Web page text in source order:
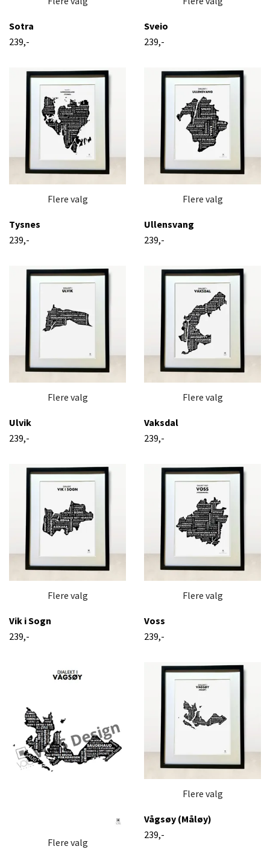
Sotra
239,-
Sveio
239,-
Flere valg
Tysnes
239,-
Flere valg
Ullensvang
239,-
Flere valg
Ulvik
239,-
Flere valg
Vaksdal
239,-
Flere valg
Vik i Sogn
239,-
Flere valg
Voss
239,-
Flere valg
Flere valg
Vågsøy (Måløy)
239,-